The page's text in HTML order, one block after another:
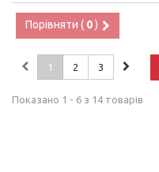
Порівняти ( 0)
1 2 3
Показано 1 - 6 з 14 товарів